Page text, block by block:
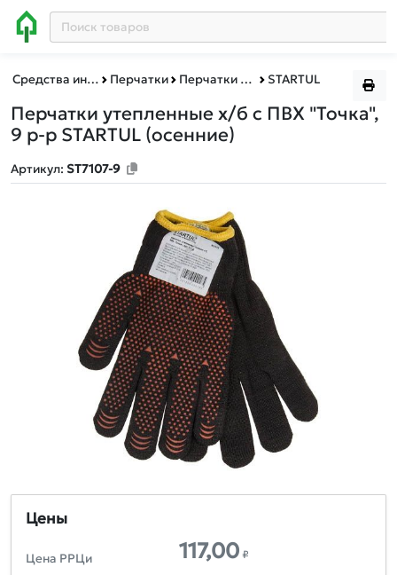
Средства индивидуальной защиты и спецодежда Перчатки Перчатки для защиты от пониженных температур STARTUL
Перчатки утепленные х/б с ПВХ "Точка",
9 р-р STARTUL (осенние)
Артикул: ST7107-9
Цены
Цена РРЦи 117,00 ₽